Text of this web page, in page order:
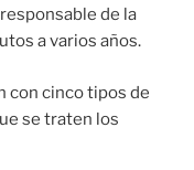
de la
a varios años.
con cinco tipos de
se traten los